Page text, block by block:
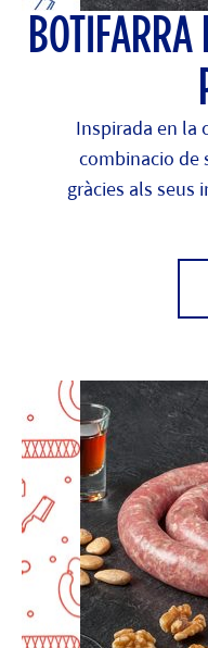
BOTIFARRA
Inspirada en la
combinacio de
gràcies als seus